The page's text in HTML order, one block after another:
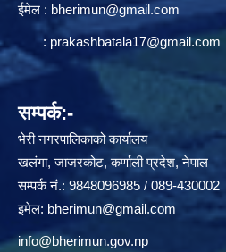
ईमेल : bherimun@gmail.com
: prakashbatala17@gmail.com
सम्पर्क:-
भेरी नगरपालिकाको कार्यालय
खलंगा, जाजरकोट, कर्णाली प्रदेश, नेपाल
सम्पर्क नं.: 9848096985 / 089-430002
इमेल: bherimun@gmail.com
info@bherimun.gov.np